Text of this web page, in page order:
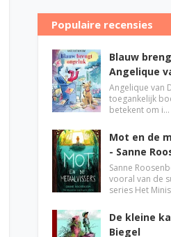
Populaire recensies
Blauw
Angelique
Angelique van
toegankelijk
betekent om i…
Mot en de
- Sanne
Sanne
vooral van de
series Het
De kleine
Biegel